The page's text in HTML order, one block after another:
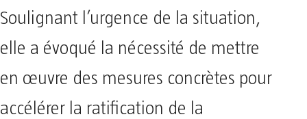
Soulignant l’urgence de la situation,
elle a évoqué la nécessité de mettre
en œuvre des mesures concrètes pour
accélérer la ratification de la